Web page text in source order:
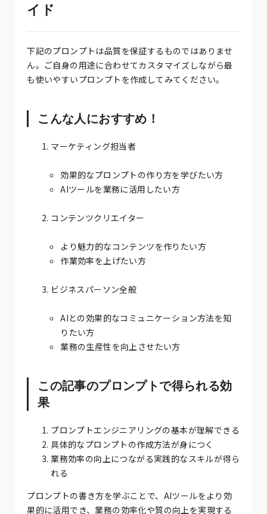
イド
下記のプロンプトは品質を保証するものではありませ
ん。ご自身の用途に合わせてカスタマイズしながら最
も使いやすいプロンプトを作成してみてください。
こんな人におすすめ！
マーケティング担当者
効果的なプロンプトの作り方を学びたい方
AIツールを業務に活用したい方
コンテンツクリエイター
より魅力的なコンテンツを作りたい方
作業効率を上げたい方
ビジネスパーソン全般
AIとの効果的なコミュニケーション方法を知
りたい方
業務の生産性を向上させたい方
この記事のプロンプトで得られる効
果
プロンプトエンジニアリングの基本が理解できる
具体的なプロンプトの作成方法が身につく
業務効率の向上につながる実践的なスキルが得ら
れる
プロンプトの書き方を学ぶことで、AIツールをより効
果的に活用でき、業務の効率化や質の向上を実現する